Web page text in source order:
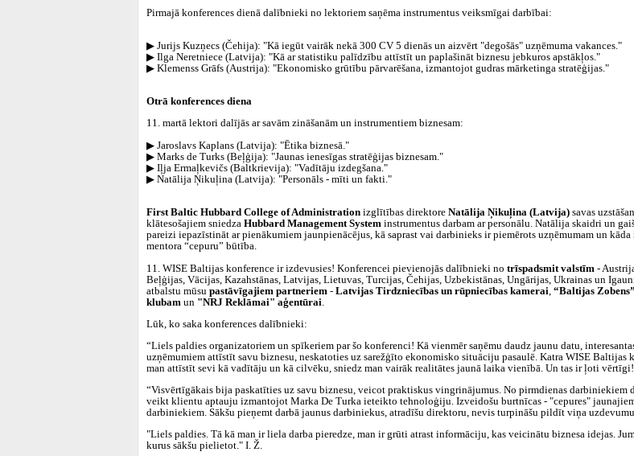
Pirmajā konferences dienā dalībnieki no lektoriem saņēma instrumentus veiksmīgai darbībai:
▶ Jurijs Kuzņecs (Čehija): "Kā iegūt vairāk nekā 300 CV 5 dienās un aizvērt "degošās" uzņēmuma vakances."
▶ Ilga Neretniece (Latvija): "Kā ar statistiku palīdzību attīstīt un paplašināt biznesu jebkuros apstākļos."
▶ Klemenss Grāfs (Austrija): "Ekonomisko grūtību pārvarēšana, izmantojot gudras mārketinga stratēģijas."
Otrā konferences diena
11. martā lektori dalījās ar savām zināšanām un instrumentiem biznesam:
▶ Jaroslavs Kaplans (Latvija): "Ētika biznesā."
▶ Marks de Turks (Beļģija): "Jaunas ienesīgas stratēģijas biznesam."
▶ Iļja Ermaļkevičs (Baltkrievija): "Vadītāju izdegšana."
▶ Natālija Ņikuļina (Latvija): "Personāls ‑ mīti un fakti."
First Baltic Hubbard College of Administration izglītības direktore Natālija Ņikuļina (Latvija) savas
klātesošajiem sniedza Hubbard Management System instrumentus darbam ar personālu. Natālija skaidri un
pareizi iepazīstināt ar pienākumiem jaunpienācējus, kā saprast vai darbinieks ir piemērots uzņēmumam un
mentora “cepuru” būtība.
11. WISE Baltijas konference ir izdevusies! Konferencei pievienojās dalībnieki no trīspadsmit valstīm ‑
Beļģijas, Vācijas, Kazahstānas, Latvijas, Lietuvas, Turcijas, Čehijas, Uzbekistānas, Ungārijas, Ukrainas un
atbalstu mūsu pastāvīgajiem partneriem ‑ Latvijas Tirdzniecības un rūpniecības kamerai “Baltijas Zobens”
klubam un "NRJ Reklāmai" aģentūrai
Lūk, ko saka konferences dalībnieki:
“Liels paldies organizatoriem un spīkeriem par šo konferenci! Kā vienmēr saņēmu daudz jaunu datu,
uzņēmumiem attīstīt savu biznesu, neskatoties uz sarežģīto ekonomisko situāciju pasaulē. Katra WISE Baltijas
man attīstīt sevi kā vadītāju un kā cilvēku, sniedz man vairāk realitātes jaunā laika vienībā. Un tas ir ļoti
“Visvērtīgākais bija paskatīties uz savu biznesu, veicot praktiskus vingrinājumus. No pirmdienas darbiniekiem
veikt klientu aptauju izmantojot Marka De Turka ieteikto tehnoloģiju. Izveidošu burtnīcas ‑ "cepures"
darbiniekiem. Sākšu pieņemt darbā jaunus darbiniekus, atradīšu direktoru, nevis turpināšu pildīt viņa
"Liels paldies. Tā kā man ir liela darba pieredze, man ir grūti atrast informāciju, kas veicinātu biznesa idejas.
kurus sākšu pielietot." I. Ž.